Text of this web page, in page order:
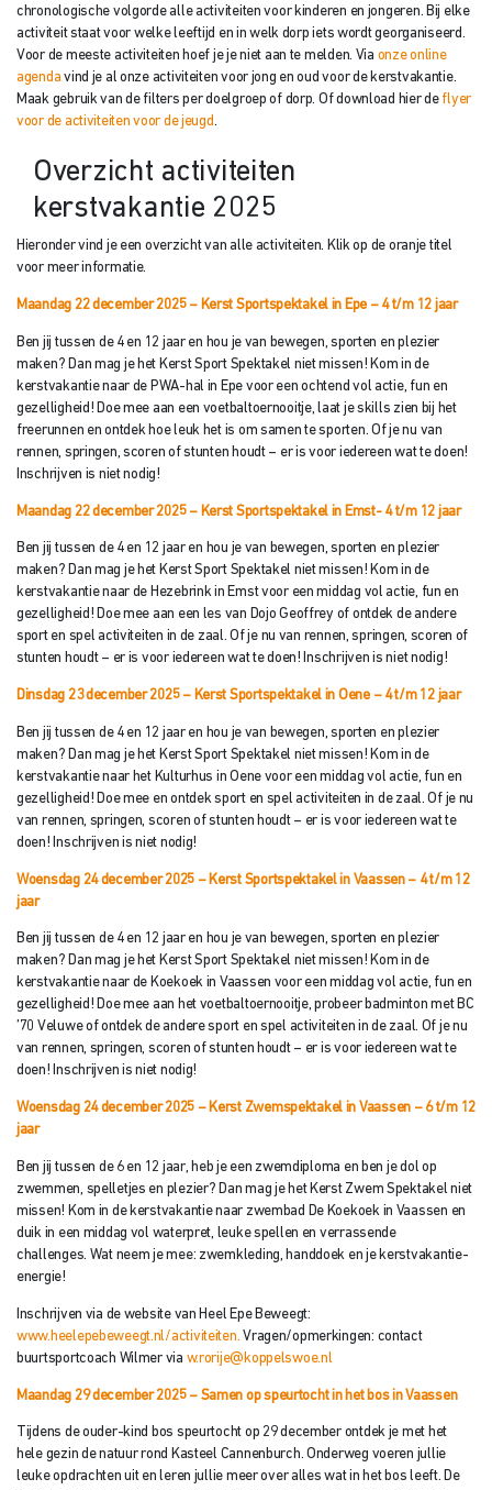
chronologische volgorde alle activiteiten voor kinderen en jongeren. Bij elke
activiteit staat voor welke leeftijd en in welk dorp iets wordt georganiseerd.
Voor de meeste activiteiten hoef je je niet aan te melden. Via onze online
agenda vind je al onze activiteiten voor jong en oud voor de kerstvakantie.
Maak gebruik van de filters per doelgroep of dorp. Of download hier de flyer
voor de activiteiten voor de jeugd.
Overzicht activiteiten
kerstvakantie 2025
Hieronder vind je een overzicht van alle activiteiten. Klik op de oranje titel
voor meer informatie.
Maandag 22 december 2025 – Kerst Sportspektakel in Epe – 4 t/m 12 jaar
Ben jij tussen de 4 en 12 jaar en hou je van bewegen, sporten en plezier
maken? Dan mag je het Kerst Sport Spektakel niet missen! Kom in de
kerstvakantie naar de PWA-hal in Epe voor een ochtend vol actie, fun en
gezelligheid! Doe mee aan een voetbaltoernooitje, laat je skills zien bij het
freerunnen en ontdek hoe leuk het is om samen te sporten. Of je nu van
rennen, springen, scoren of stunten houdt – er is voor iedereen wat te doen!
Inschrijven is niet nodig!
Maandag 22 december 2025 – Kerst Sportspektakel in Emst- 4 t/m 12 jaar
Ben jij tussen de 4 en 12 jaar en hou je van bewegen, sporten en plezier
maken? Dan mag je het Kerst Sport Spektakel niet missen! Kom in de
kerstvakantie naar de Hezebrink in Emst voor een middag vol actie, fun en
gezelligheid! Doe mee aan een les van Dojo Geoffrey of ontdek de andere
sport en spel activiteiten in de zaal. Of je nu van rennen, springen, scoren of
stunten houdt – er is voor iedereen wat te doen! Inschrijven is niet nodig!
Dinsdag 23 december 2025 – Kerst Sportspektakel in Oene – 4 t/m 12 jaar
Ben jij tussen de 4 en 12 jaar en hou je van bewegen, sporten en plezier
maken? Dan mag je het Kerst Sport Spektakel niet missen! Kom in de
kerstvakantie naar het Kulturhus in Oene voor een middag vol actie, fun en
gezelligheid! Doe mee en ontdek sport en spel activiteiten in de zaal. Of je nu
van rennen, springen, scoren of stunten houdt – er is voor iedereen wat te
doen! Inschrijven is niet nodig!
Woensdag 24 december 2025 – Kerst Sportspektakel in Vaassen – 4 t/m 12
jaar
Ben jij tussen de 4 en 12 jaar en hou je van bewegen, sporten en plezier
maken? Dan mag je het Kerst Sport Spektakel niet missen! Kom in de
kerstvakantie naar de Koekoek in Vaassen voor een middag vol actie, fun en
gezelligheid! Doe mee aan het voetbaltoernooitje, probeer badminton met BC
’70 Veluwe of ontdek de andere sport en spel activiteiten in de zaal. Of je nu
van rennen, springen, scoren of stunten houdt – er is voor iedereen wat te
doen! Inschrijven is niet nodig!
Woensdag 24 december 2025 – Kerst Zwemspektakel in Vaassen – 6 t/m 12
jaar
Ben jij tussen de 6 en 12 jaar, heb je een zwemdiploma en ben je dol op
zwemmen, spelletjes en plezier? Dan mag je het Kerst Zwem Spektakel niet
missen! Kom in de kerstvakantie naar zwembad De Koekoek in Vaassen en
duik in een middag vol waterpret, leuke spellen en verrassende
challenges. Wat neem je mee: zwemkleding, handdoek en je kerstvakantie-
energie!
Inschrijven via de website van Heel Epe Beweegt:
www.heelepebeweegt.nl/activiteiten. Vragen/opmerkingen: contact
buurtsportcoach Wilmer via w.rorije@koppelswoe.nl
Maandag 29 december 2025 – Samen op speurtocht in het bos in Vaassen
Tijdens de ouder-kind bos­ speurtocht op 29 december ontdek je met het
hele gezin de natuur rond Kasteel Cannenburch. Onderweg voeren jullie
leuke opdrachten uit en leren jullie meer over alles wat in het bos leeft. De